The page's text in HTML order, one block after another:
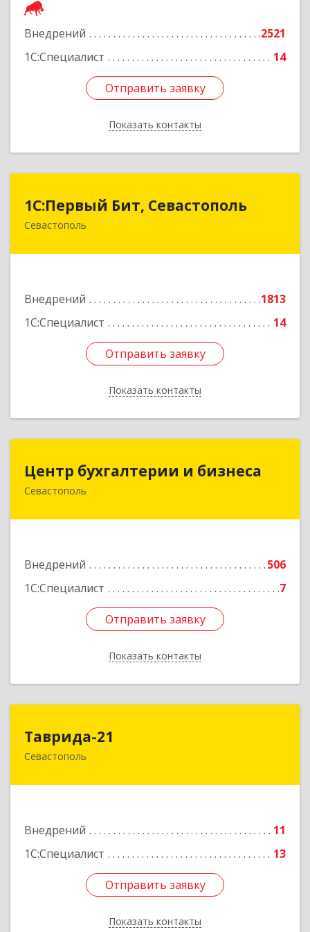
Внедрений
2521
1С:Специалист
14
Отправить заявку
Показать контакты
Отправить заявку
Назад
1С:Первый Бит, Севастополь
Севастополь
Внедрений
1813
1С:Специалист
14
Отправить заявку
Показать контакты
1С:Первый Бит, Севастополь
299007, Севастополь г, 4-я Бастионная ул, дом
Отправить заявку
Назад
Центр бухгалтерии и бизнеса
Севастополь
Внедрений
506
1С:Специалист
7
Отправить заявку
Показать контакты
Центр бухгалтерии и бизнеса
299026, Севастополь г, Качинский туп, дом №
Отправить заявку
Назад
Таврида-21
Севастополь
Внедрений
11
1С:Специалист
13
Отправить заявку
Показать контакты
299011, Севастополь г, Петрова Генерала ул,
Отправить заявку
Назад